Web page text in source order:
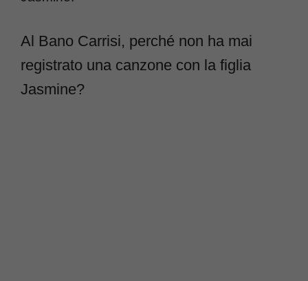
Al Bano Carrisi, perché non ha mai
registrato una canzone con la figlia
Jasmine?